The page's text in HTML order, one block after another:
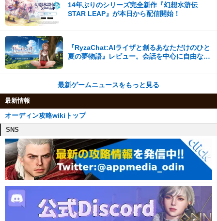
14年ぶりのシリーズ完全新作『幻想水滸伝
STAR LEAP』が本日から配信開始！
『RyzaChat:AIライザと創るあなただけのひと
夏の夢物語』レビュー。会話を中心に自由な冒
最新ゲームニュースをもっと見る
最新情報
オーディン攻略wikiトップ
SNS